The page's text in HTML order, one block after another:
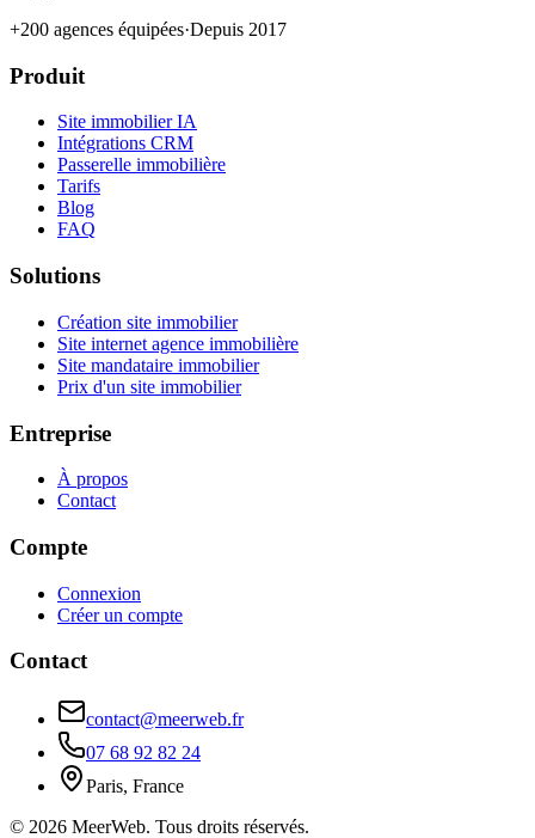
+200 agences équipées·Depuis 2017
Produit
Site immobilier IA
Intégrations CRM
Passerelle immobilière
Tarifs
Blog
FAQ
Solutions
Création site immobilier
Site internet agence immobilière
Site mandataire immobilier
Prix d'un site immobilier
Entreprise
À propos
Contact
Compte
Connexion
Créer un compte
Contact
contact@meerweb.fr
07 68 92 82 24
Paris, France
© 2026 MeerWeb. Tous droits réservés.